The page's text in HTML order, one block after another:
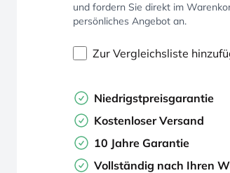
und fordern Sie direkt im
persönliches Angebot an.
Zur Vergleichsliste
Niedrigstpreisgarantie
Kostenloser Versand
10 Jahre Garantie
Vollständig nach Ihren